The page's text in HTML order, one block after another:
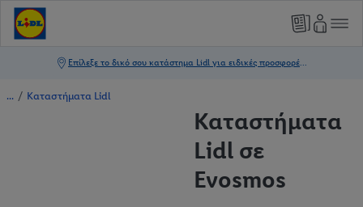
/ Καταστήματα Lidl
Καταστήματα
Lidl σε
Evosmos